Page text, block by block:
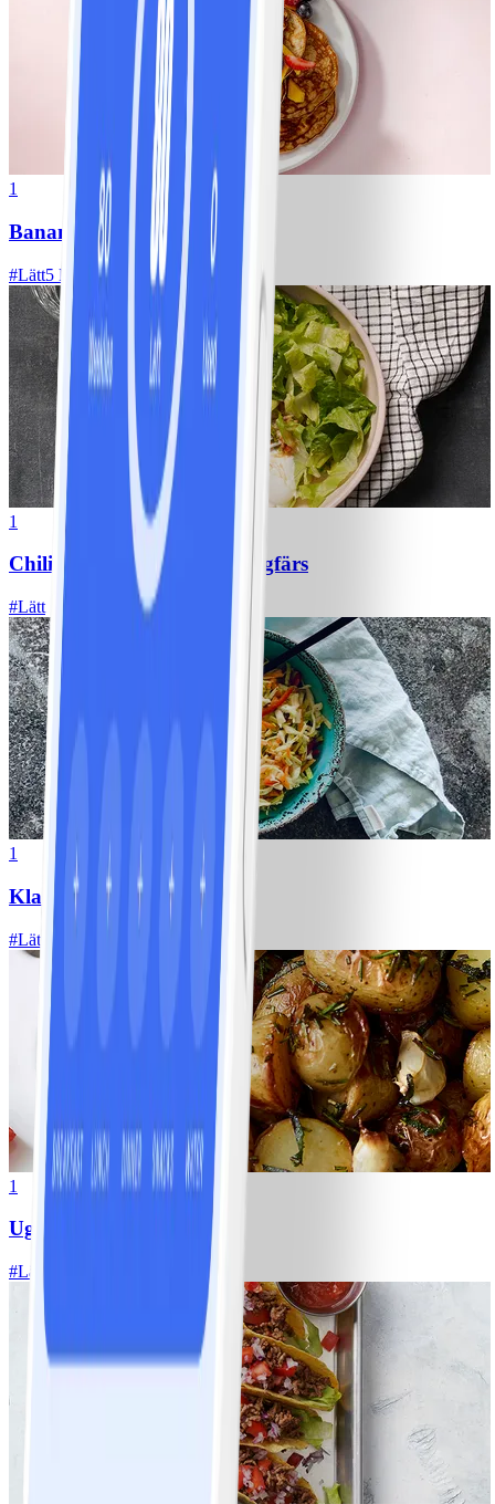
1
Bananpannkakor
#Lätt5 MIN
1
Chili con carne med kycklingfärs
#Lätt
1
Klassisk vitkålssallad
#Lätt 20 MIN
1
Ugnsrostad potatis
#Lätt